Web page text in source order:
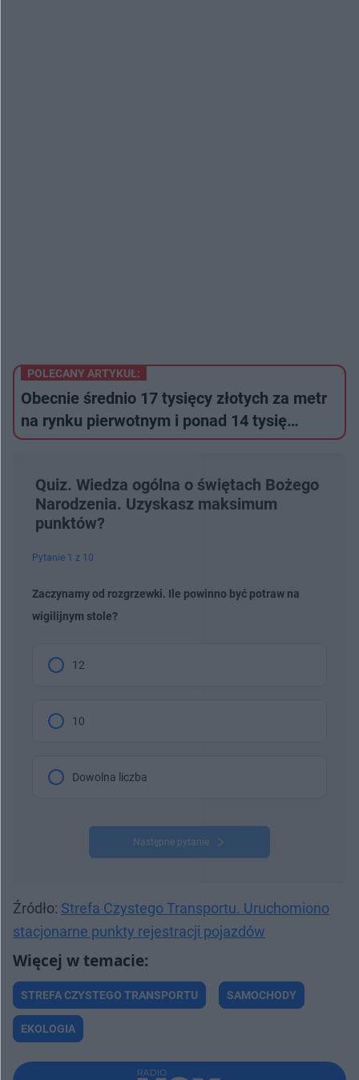
POLECANY ARTYKUŁ:
Obecnie średnio 17 tysięcy złotych za metr
na rynku pierwotnym i ponad 14 tysię…
Quiz. Wiedza ogólna o świętach Bożego
Narodzenia. Uzyskasz maksimum
punktów?
Pytanie 1 z 10
Zaczynamy od rozgrzewki. Ile powinno być potraw na
wigilijnym stole?
12
10
Dowolna liczba
Następne pytanie
Źródło: Strefa Czystego Transportu. Uruchomiono
stacjonarne punkty rejestracji pojazdów
STREFA CZYSTEGO TRANSPORTU SAMOCHODY
EKOLOGIA